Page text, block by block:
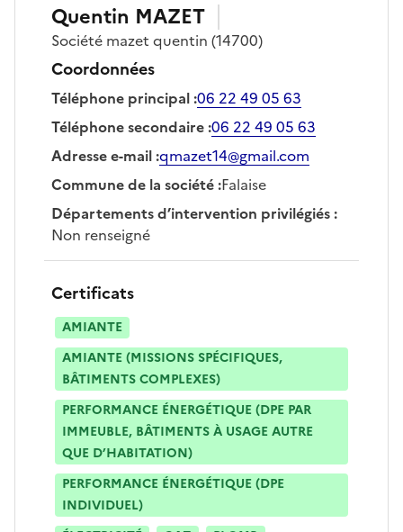
Quentin MAZET
Société mazet quentin (14700)
Coordonnées
Téléphone principal:06 22 49 05 63
Téléphone secondaire:06 22 49 05 63
Adresse e-mail:qmazet14@gmail.com
Commune de la société:Falaise
Départements d’intervention privilégiés:
Non renseigné
Certificats
AMIANTE
AMIANTE (MISSIONS SPÉCIFIQUES,
BÂTIMENTS COMPLEXES)
PERFORMANCE ÉNERGÉTIQUE (DPE PAR
IMMEUBLE, BÂTIMENTS À USAGE AUTRE
QUE D’HABITATION)
PERFORMANCE ÉNERGÉTIQUE (DPE
INDIVIDUEL)